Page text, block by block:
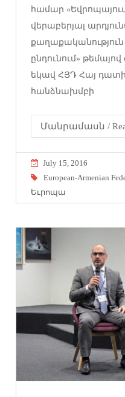
համար
վերաբերյալ
քաղաքականություն
ընդունում»
եկավ ՀՅԴ Հայ
հանձնախմբի
Մանրամասն /
July 15, 2016
European-Armenian
Եւրոպա